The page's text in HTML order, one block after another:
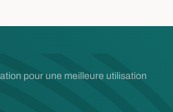
pour une meilleure utilisation